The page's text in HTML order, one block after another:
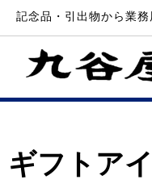
記念品・引出物から業
ギフトア